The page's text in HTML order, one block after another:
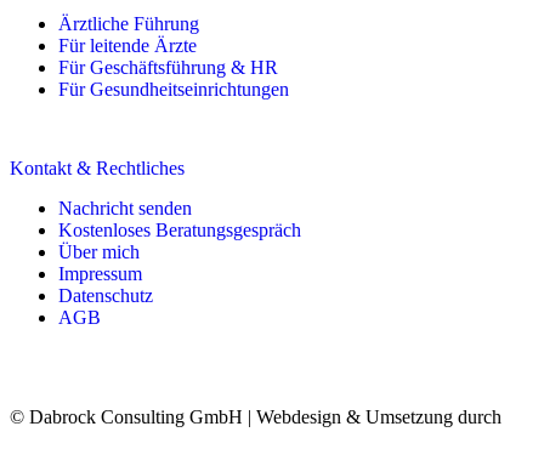
Ärztliche Führung
Für leitende Ärzte
Für Geschäftsführung & HR
Für Gesundheitseinrichtungen
Kontakt & Rechtliches
Nachricht senden
Kostenloses Beratungsgespräch
Über mich
Impressum
Datenschutz
AGB
© Dabrock Consulting GmbH | Webdesign & Umsetzung durch